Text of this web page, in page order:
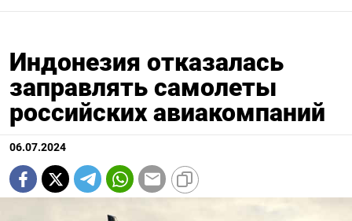
Индонезия отказалась
заправлять самолеты
российских авиакомпаний
06.07.2024